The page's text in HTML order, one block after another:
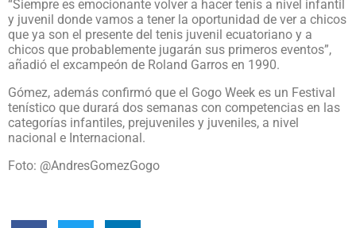
“Siempre es emocionante volver a hacer tenis a nivel infantil
y juvenil donde vamos a tener la oportunidad de ver a chicos
que ya son el presente del tenis juvenil ecuatoriano y a
chicos que probablemente jugarán sus primeros eventos”,
añadió el excampeón de Roland Garros en 1990.
Gómez, además confirmó que el Gogo Week es un Festival
tenístico que durará dos semanas con competencias en las
categorías infantiles, prejuveniles y juveniles, a nivel
nacional e Internacional.
Foto: @AndresGomezGogo